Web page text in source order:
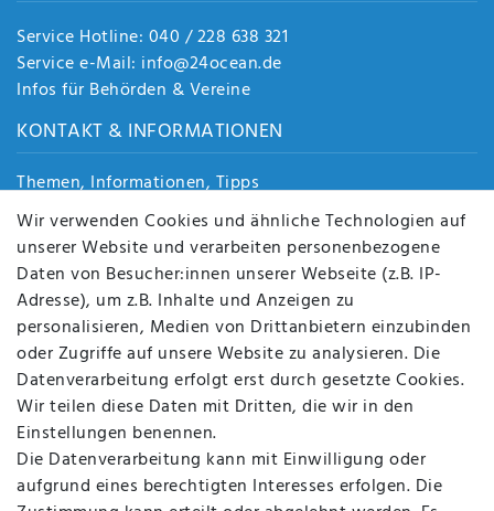
Service Hotline: 040 / 228 638 321
Service e-Mail: info@24ocean.de
Infos für Behörden & Vereine
KONTAKT & INFORMATIONEN
Themen, Informationen, Tipps
Jobs
Über uns
Kontakt
Datenschutz
AGB
FAQ
Batterieentsorgung
Altölverordnung
Impressum
Wir verwenden Cookies und ähnliche Technologien auf
unserer Website und verarbeiten personenbezogene
Daten von Besucher:innen unserer Webseite (z.B. IP-
Adresse), um z.B. Inhalte und Anzeigen zu
personalisieren, Medien von Drittanbietern einzubinden
oder Zugriffe auf unsere Website zu analysieren. Die
Datenverarbeitung erfolgt erst durch gesetzte Cookies.
Wir teilen diese Daten mit Dritten, die wir in den
Einstellungen benennen.
Die Datenverarbeitung kann mit Einwilligung oder
aufgrund eines berechtigten Interesses erfolgen. Die